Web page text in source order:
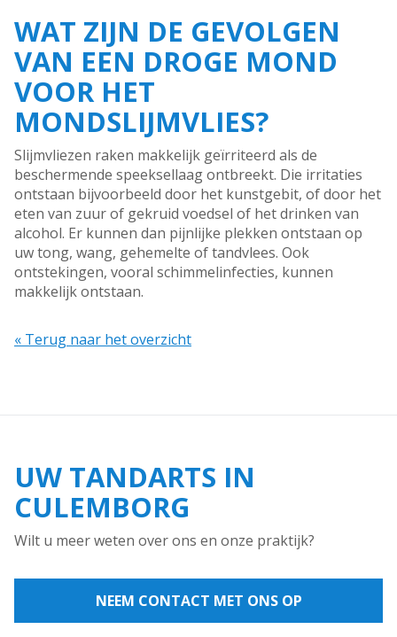
WAT ZIJN DE GEVOLGEN
VAN EEN DROGE MOND
VOOR HET
MONDSLIJMVLIES?
Slijmvliezen raken makkelijk geïrriteerd als de
beschermende speeksellaag ontbreekt. Die irritaties
ontstaan bijvoorbeeld door het kunstgebit, of door het
eten van zuur of gekruid voedsel of het drinken van
alcohol. Er kunnen dan pijnlijke plekken ontstaan op
uw tong, wang, gehemelte of tandvlees. Ook
ontstekingen, vooral schimmelinfecties, kunnen
makkelijk ontstaan.
« Terug naar het overzicht
UW TANDARTS IN
CULEMBORG
Wilt u meer weten over ons en onze praktijk?
NEEM CONTACT MET ONS OP